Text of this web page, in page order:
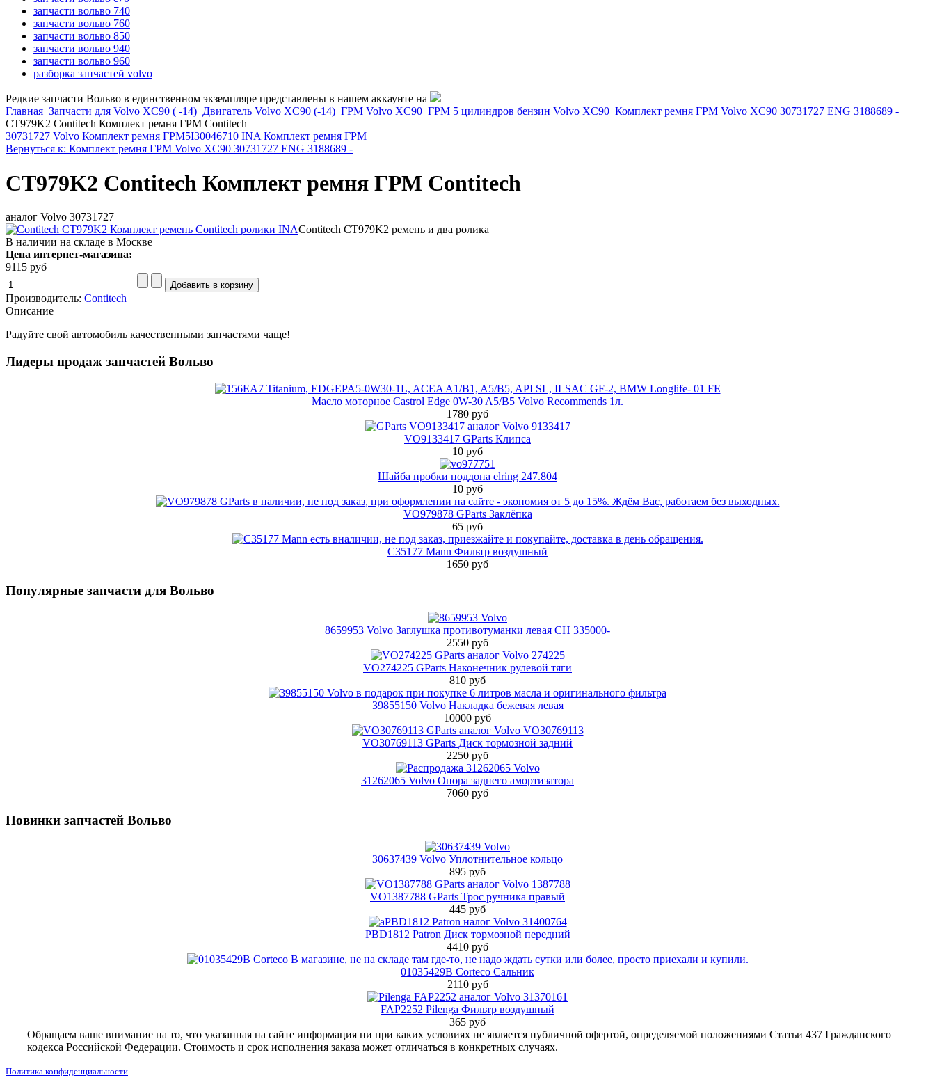
запчасти вольво 740
запчасти вольво 760
запчасти вольво 850
запчасти вольво 940
запчасти вольво 960
разборка запчастей volvo
Редкие запчасти Вольво в единственном экземпляре представлены в нашем аккаунте на
Главная Запчасти для Volvo XC90 ( -14) Двигатель Volvo XC90 (-14) ГРМ Volvo XC90 ГРМ 5 цилиндров бензин Volvo XC90 Комплект ремня ГРМ Volvo XC90 30731727 ENG 3188689 -
CT979K2 Contitech Комплект ремня ГРМ Contitech
30731727 Volvo Комплект ремня ГРМ5I30046710 INA Комплект ремня ГРМ
Вернуться к: Комплект ремня ГРМ Volvo XC90 30731727 ENG 3188689 -
CT979K2 Contitech Комплект ремня ГРМ Contitech
аналог Volvo 30731727
Contitech CT979K2 ремень и два ролика
В наличии на складе в Москве
Цена интернет-магазина:
9115 руб
Производитель: Contitech
Описание
Радуйте свой автомобиль качественными запчастями чаще!
Лидеры продаж запчастей Вольво
Масло моторное Castrol Edge 0W-30 A5/B5 Volvo Recommends 1л.
1780 руб
VO9133417 GParts Клипса
10 руб
Шайба пробки поддона elring 247.804
10 руб
VO979878 GParts Заклёпка
65 руб
C35177 Mann Фильтр воздушный
1650 руб
Популярные запчасти для Вольво
8659953 Volvo Заглушка противотуманки левая CH 335000-
2550 руб
VO274225 GParts Наконечник рулевой тяги
810 руб
39855150 Volvo Накладка бежевая левая
10000 руб
VO30769113 GParts Диск тормозной задний
2250 руб
31262065 Volvo Опора заднего амортизатора
7060 руб
Новинки запчастей Вольво
30637439 Volvo Уплотнительное кольцо
895 руб
VO1387788 GParts Трос ручника правый
445 руб
PBD1812 Patron Диск тормозной передний
4410 руб
01035429B Corteco Сальник
2110 руб
FAP2252 Pilenga Фильтр воздушный
365 руб
Обращаем ваше внимание на то, что указанная на сайте информация ни при каких условиях не является публичной офертой, определяемой положениями Статьи 437 Гражданского
кодекса Российской Федерации. Стоимость и срок исполнения заказа может отличаться в конкретных случаях.
Политика конфиденциальности